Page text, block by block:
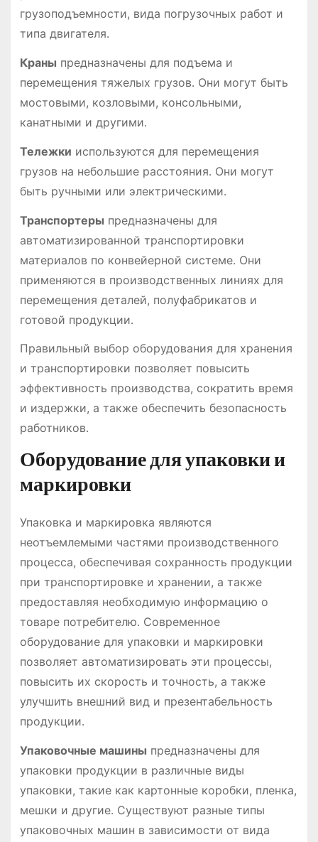
грузоподъемности, вида погрузочных работ и
типа двигателя․
Краны предназначены для подъема и
перемещения тяжелых грузов․ Они могут быть
мостовыми, козловыми, консольными,
канатными и другими․
Тележки используются для перемещения
грузов на небольшие расстояния․ Они могут
быть ручными или электрическими․
Транспортеры предназначены для
автоматизированной транспортировки
материалов по конвейерной системе․ Они
применяются в производственных линиях для
перемещения деталей, полуфабрикатов и
готовой продукции․
Правильный выбор оборудования для хранения
и транспортировки позволяет повысить
эффективность производства, сократить время
и издержки, а также обеспечить безопасность
работников․
Оборудование для упаковки и
маркировки
Упаковка и маркировка являются
неотъемлемыми частями производственного
процесса, обеспечивая сохранность продукции
при транспортировке и хранении, а также
предоставляя необходимую информацию о
товаре потребителю․ Современное
оборудование для упаковки и маркировки
позволяет автоматизировать эти процессы,
повысить их скорость и точность, а также
улучшить внешний вид и презентабельность
продукции․
Упаковочные машины предназначены для
упаковки продукции в различные виды
упаковки, такие как картонные коробки, пленка,
мешки и другие․ Существуют разные типы
упаковочных машин в зависимости от вида